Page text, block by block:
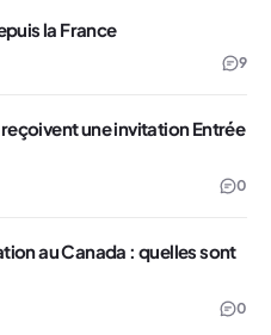
la France
9
une invitation Entrée
0
au Canada : quelles sont
0